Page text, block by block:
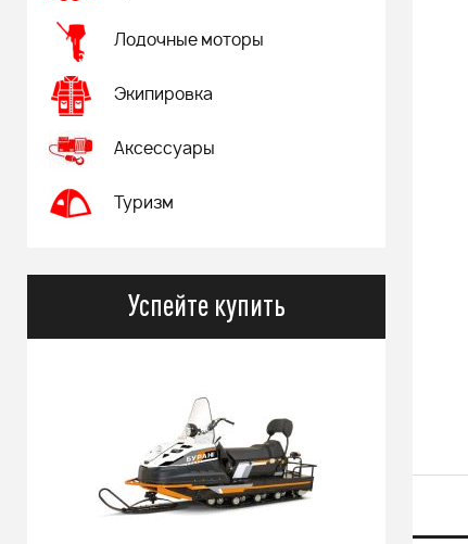
Лодочные моторы
Экипировка
Аксессуары
Туризм
Успейте купить